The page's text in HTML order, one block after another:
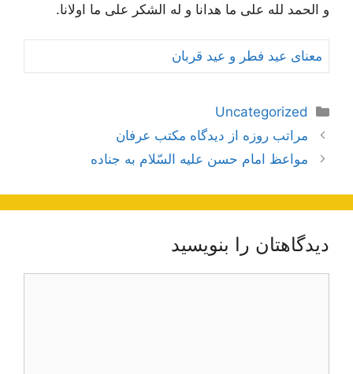
و الحمد لله على ما هدانا و له الشکر على ما اولانا.
معنای‌ عيد فطر و عيد قربان
دسته‌ها
Uncategorized
ناوبری
نوشته‌ها
مراتب روزه از دیدگاه مکتب عرفان
مواعظ امام حسن علیه السّلام به جناده
دیدگاهتان را بنویسید